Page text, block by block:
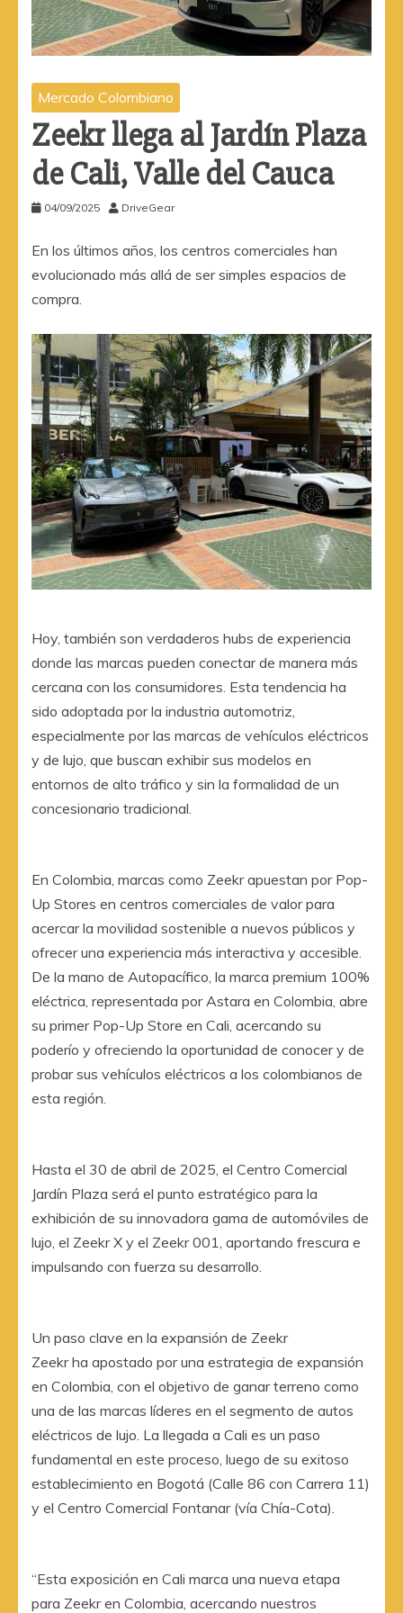
Mercado Colombiano
Zeekr llega al Jardín Plaza
de Cali, Valle del Cauca
04/09/2025 DriveGear
En los últimos años, los centros comerciales han
evolucionado más allá de ser simples espacios de
compra.
Hoy, también son verdaderos hubs de experiencia
donde las marcas pueden conectar de manera más
cercana con los consumidores. Esta tendencia ha
sido adoptada por la industria automotriz,
especialmente por las marcas de vehículos eléctricos
y de lujo, que buscan exhibir sus modelos en
entornos de alto tráfico y sin la formalidad de un
concesionario tradicional.
En Colombia, marcas como Zeekr apuestan por Pop-
Up Stores en centros comerciales de valor para
acercar la movilidad sostenible a nuevos públicos y
ofrecer una experiencia más interactiva y accesible.
De la mano de Autopacífico, la marca premium 100%
eléctrica, representada por Astara en Colombia, abre
su primer Pop-Up Store en Cali, acercando su
poderío y ofreciendo la oportunidad de conocer y de
probar sus vehículos eléctricos a los colombianos de
esta región.
Hasta el 30 de abril de 2025, el Centro Comercial
Jardín Plaza será el punto estratégico para la
exhibición de su innovadora gama de automóviles de
lujo, el Zeekr X y el Zeekr 001, aportando frescura e
impulsando con fuerza su desarrollo.
Un paso clave en la expansión de Zeekr
Zeekr ha apostado por una estrategia de expansión
en Colombia, con el objetivo de ganar terreno como
una de las marcas líderes en el segmento de autos
eléctricos de lujo. La llegada a Cali es un paso
fundamental en este proceso, luego de su exitoso
establecimiento en Bogotá (Calle 86 con Carrera 11)
y el Centro Comercial Fontanar (vía Chía-Cota).
“Esta exposición en Cali marca una nueva etapa
para Zeekr en Colombia, acercando nuestros